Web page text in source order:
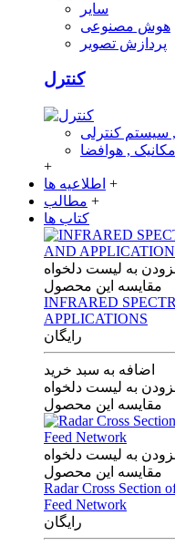
سایر
هوش مصنوعی
پردازش تصویر
کنترل
سیستم کنترلی
مکانیک , هوافضا
+
اطلاعیه ها +
مطالب +
کتاب ها
به لیست دلخواه
مقایسه این محصول
INFRARED
APPLICATIONS
رایگان
اضافه به سبد خرید
به لیست دلخواه
مقایسه این محصول
به لیست دلخواه
مقایسه این محصول
Radar Cross Section
Feed Network
رایگان